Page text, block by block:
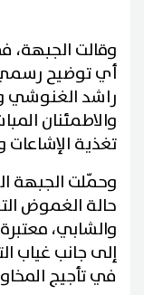
وقالت الجبهة،
أي توضيح
راشد الغنوشي
والاطمئنان
تغذية الإشاعات
وحمّلت الجبهة
حالة الغموض
والشابي،
إلى جانب غياب
في تأجيج